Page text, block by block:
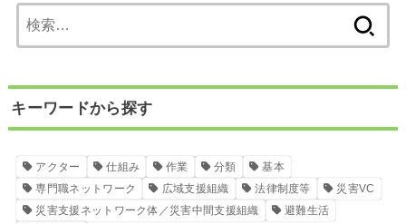
索:
キーワードから探す
アクター 仕組み 作業 分類
基本
専門職ネットワーク
広域支援組織 法律制度等
災害VC
災害支援ネットワーク体／災害中間支援組織
避難生活